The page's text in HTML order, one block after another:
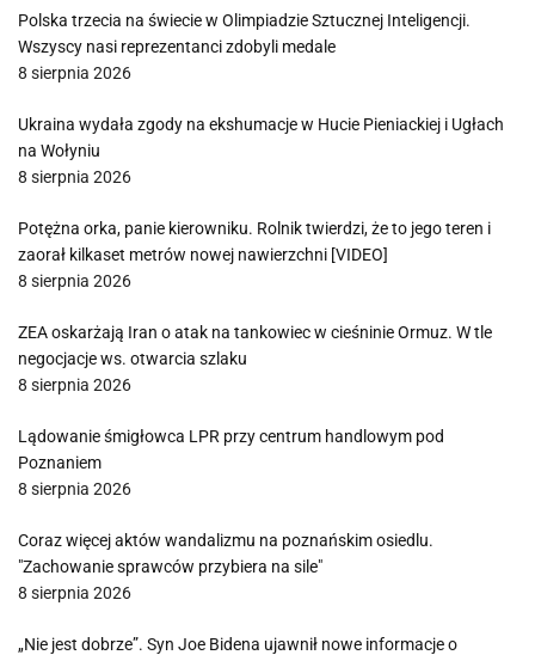
Polska trzecia na świecie w Olimpiadzie Sztucznej Inteligencji.
Wszyscy nasi reprezentanci zdobyli medale
8 sierpnia 2026
Ukraina wydała zgody na ekshumacje w Hucie Pieniackiej i Ugłach
na Wołyniu
8 sierpnia 2026
Potężna orka, panie kierowniku. Rolnik twierdzi, że to jego teren i
zaorał kilkaset metrów nowej nawierzchni [VIDEO]
8 sierpnia 2026
ZEA oskarżają Iran o atak na tankowiec w cieśninie Ormuz. W tle
negocjacje ws. otwarcia szlaku
8 sierpnia 2026
Lądowanie śmigłowca LPR przy centrum handlowym pod
Poznaniem
8 sierpnia 2026
Coraz więcej aktów wandalizmu na poznańskim osiedlu.
"Zachowanie sprawców przybiera na sile"
8 sierpnia 2026
„Nie jest dobrze”. Syn Joe Bidena ujawnił nowe informacje o